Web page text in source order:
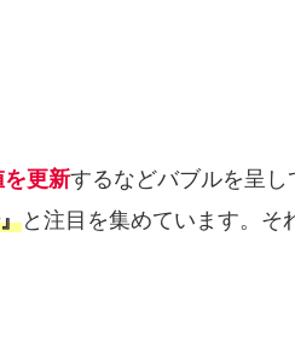
を更新するなどバブルを呈し
と注目を集めています。そ